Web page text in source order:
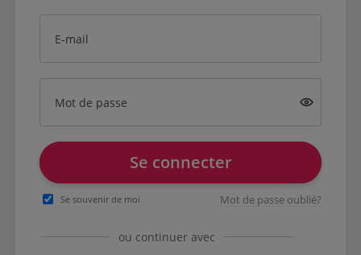
E-mail
Mot de passe
Se connecter
Se souvenir de moi Mot de passe oublié?
ou continuer avec